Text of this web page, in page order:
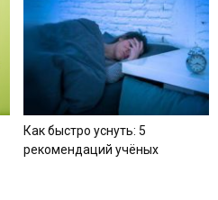
Как быстро уснуть: 5
рекомендаций учёных